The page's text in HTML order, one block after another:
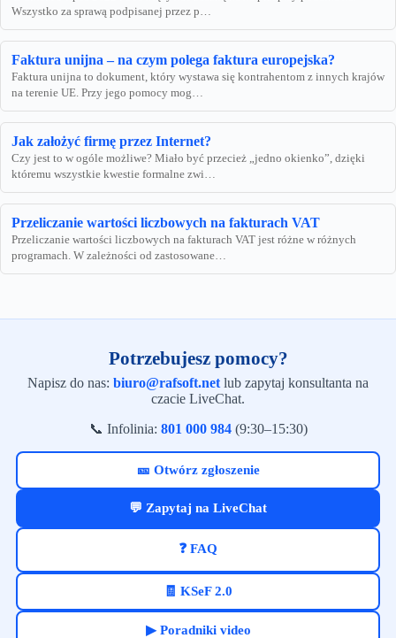
Wszystko za sprawą podpisanej przez p…
Faktura unijna – na czym polega faktura europejska?
Faktura unijna to dokument, który wystawa się kontrahentom z innych krajów
na terenie UE. Przy jego pomocy mog…
Jak założyć firmę przez Internet?
Czy jest to w ogóle możliwe? Miało być przecież „jedno okienko”, dzięki
któremu wszystkie kwestie formalne zwi…
Przeliczanie wartości liczbowych na fakturach VAT
Przeliczanie wartości liczbowych na fakturach VAT jest różne w różnych
programach. W zależności od zastosowane…
Potrzebujesz pomocy?
Napisz do nas: biuro@rafsoft.net lub zapytaj konsultanta na
czacie LiveChat.
📞 Infolinia: 801 000 984(9:30–15:30)
🎫 Otwórz zgłoszenie
💬 Zapytaj na LiveChat
❓ FAQ
🧾 KSeF 2.0
▶ Poradniki video